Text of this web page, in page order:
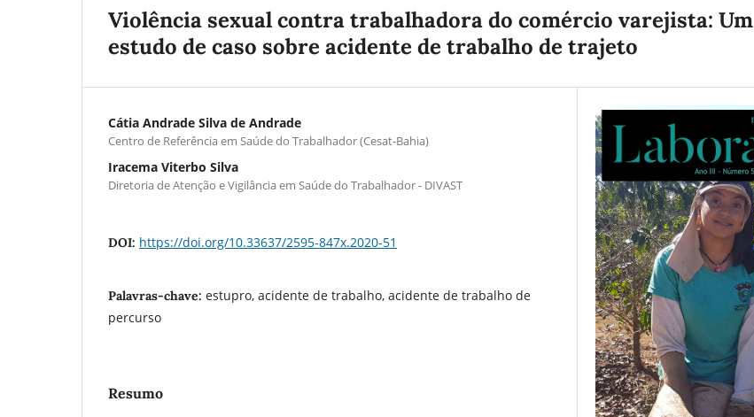
Violência sexual contra trabalhadora do comércio varejista: Um
estudo de caso sobre acidente de trabalho de trajeto
Cátia Andrade Silva de Andrade
Centro de Referência em Saúde do Trabalhador (Cesat-Bahia)
Iracema Viterbo Silva
Diretoria de Atenção e Vigilância em Saúde do Trabalhador - DIVAST
DOI: https://doi.org/10.33637/2595-847x.2020-51
Palavras-chave: estupro, acidente de trabalho, acidente de trabalho de
percurso
Resumo